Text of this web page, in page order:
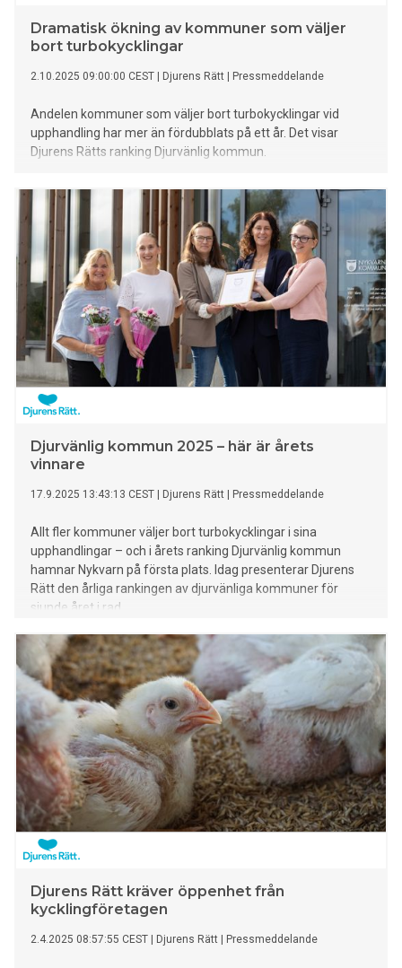
Dramatisk ökning av kommuner som väljer
bort turbokycklingar
2.10.2025 09:00:00 CEST Djurens Rätt Pressmeddelande
Andelen kommuner som väljer bort turbokycklingar vid
upphandling har mer än fördubblats på ett år. Det visar
Djurens Rätts ranking Djurvänlig kommun.
Djurvänlig kommun 2025 – här är årets
vinnare
17.9.2025 13:43:13 CEST Djurens Rätt Pressmeddelande
Allt fler kommuner väljer bort turbokycklingar i sina
upphandlingar – och i årets ranking Djurvänlig kommun
hamnar Nykvarn på första plats. Idag presenterar Djurens
Rätt den årliga rankingen av djurvänliga kommuner för
sjunde året i rad.
Djurens Rätt kräver öppenhet från
kycklingföretagen
2.4.2025 08:57:55 CEST Djurens Rätt Pressmeddelande